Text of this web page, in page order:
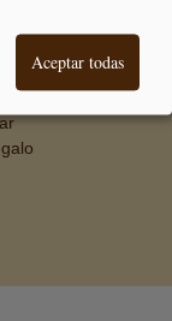
Aceptar todas